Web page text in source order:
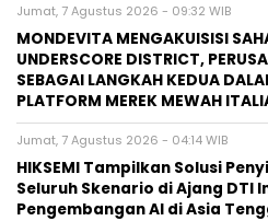
Jumat, 7 Agustus 2026 - 09:32 WIB
MONDEVITA MENGAKUISISI
UNDERSCORE DISTRICT,
SEBAGAI LANGKAH KEDUA
PLATFORM MEREK MEWAH
Jumat, 7 Agustus 2026 - 04:14 WIB
HIKSEMI Tampilkan Solusi
Seluruh Skenario di Ajang DTI
Pengembangan AI di Asia